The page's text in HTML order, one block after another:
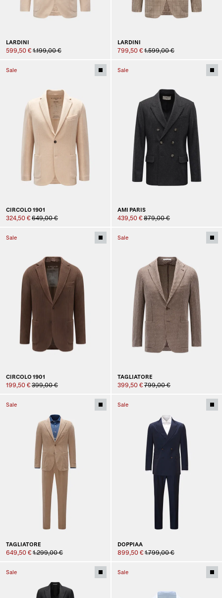
LARDINI
599,50 € 1.199,00 €
LARDINI
799,50 € 1.599,00 €
Sale
CIRCOLO 1901
324,50 € 649,00 €
Sale
AMI PARIS
439,50 € 879,00 €
Sale
CIRCOLO 1901
199,50 € 399,00 €
Sale
TAGLIATORE
399,50 € 799,00 €
Sale
TAGLIATORE
649,50 € 1.299,00 €
Sale
DOPPIAA
899,50 € 1.799,00 €
Sale Sale